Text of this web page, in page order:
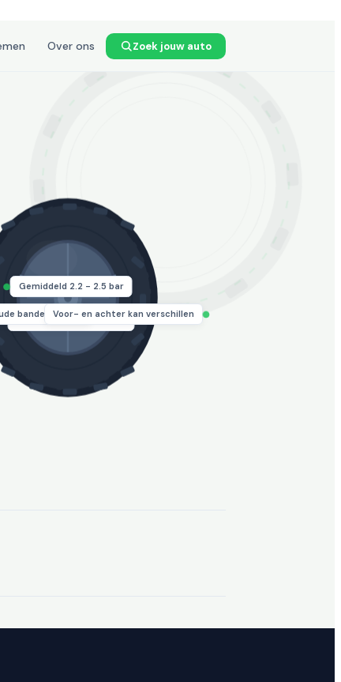
Over ons Zoek jouw auto
Controleer 1x per maand
banden meten
Gemiddeld 2.2 - 2.5 bar
Voor- en achter kan verschillen